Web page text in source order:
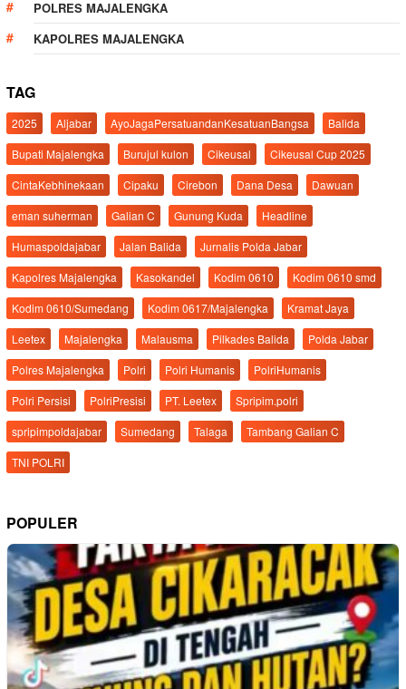
POLRES MAJALENGKA
KAPOLRES MAJALENGKA
TAG
2025 Aljabar AyoJagaPersatuandanKesatuanBangsa
Balida
Bupati Majalengka
Burujul kulon Cikeusal
Cikeusal Cup 2025
CintaKebhinekaan
Cipaku Cirebon Dana Desa
Dawuan
eman suherman
Galian C Gunung Kuda
Headline
Humaspoldajabar
Jalan Balida
Jurnalis Polda Jabar
Kapolres Majalengka
Kasokandel Kodim 0610
Kodim 0610 smd
Kodim 0610/Sumedang
Kodim 0617/Majalengka
Kramat Jaya
Leetex
Majalengka Malausma Pilkades Balida
Polda Jabar
Polres Majalengka
Polri Polri Humanis
PolriHumanis
Polri Persisi
PolriPresisi PT. Leetex
Spripim.polri
spripimpoldajabar
Sumedang Talaga
Tambang Galian C
TNI POLRI
POPULER